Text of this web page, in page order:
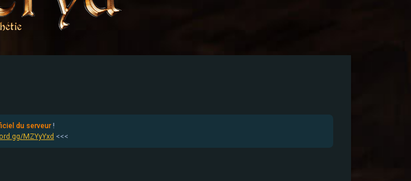
du serveur!
MZYyYxd <<<